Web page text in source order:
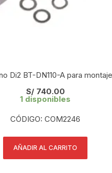
Di2 BT-DN110-A para
S/740.00
1 disponibles
CÓDIGO: COM2246
AÑADIR AL CARRITO